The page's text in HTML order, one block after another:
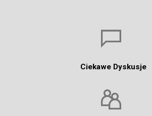
Ciekawe Dyskusje